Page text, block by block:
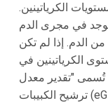
الكرياتينين.
في مجرى الدم
من الدم. إذا لم تكن
الكرياتينين في
تُسمى "تقدير معدل